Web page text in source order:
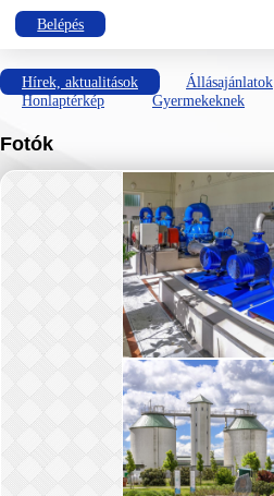
Belépés
Hírek, aktualitások Állásajánlatok
Honlaptérkép
Gyermekeknek
Fotók